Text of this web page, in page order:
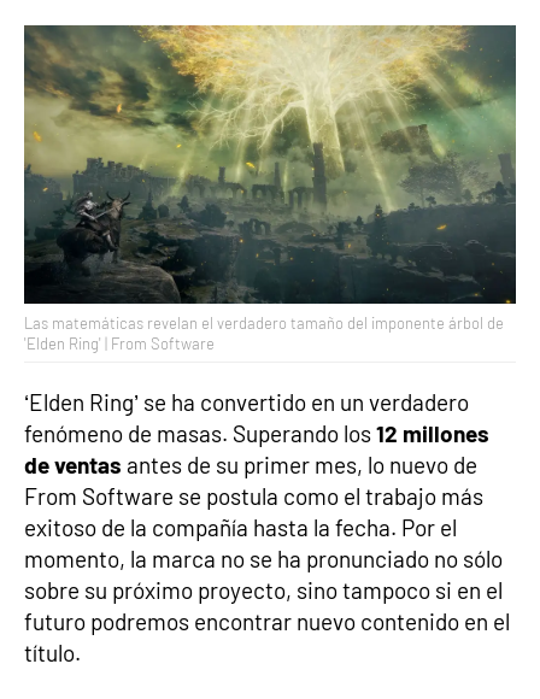
Las matemáticas revelan el verdadero tamaño del imponente árbol de
'Elden Ring' | From Software
‘Elden Ring’ se ha convertido en un verdadero
fenómeno de masas. Superando los12 millones
de ventas antes de su primer mes, lo nuevo de
From Software se postula como el trabajo más
exitoso de la compañía hasta la fecha. Por el
momento, la marca no se ha pronunciado no sólo
sobre su próximo proyecto, sino tampoco si en el
futuro podremos encontrar nuevo contenido en el
título.